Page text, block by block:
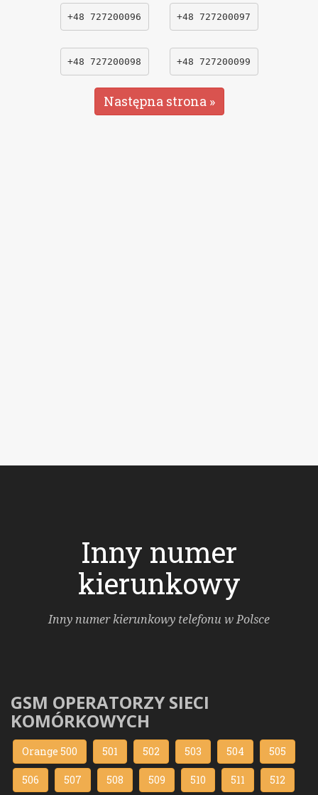
+48 727200096 +48 727200097
+48 727200098 +48 727200099
Następna strona »
Inny numer
kierunkowy
Inny numer kierunkowy telefonu w Polsce
GSM OPERATORZY SIECI
KOMÓRKOWYCH
Orange 500 501 502 503 504 505
506 507 508 509 510 511 512